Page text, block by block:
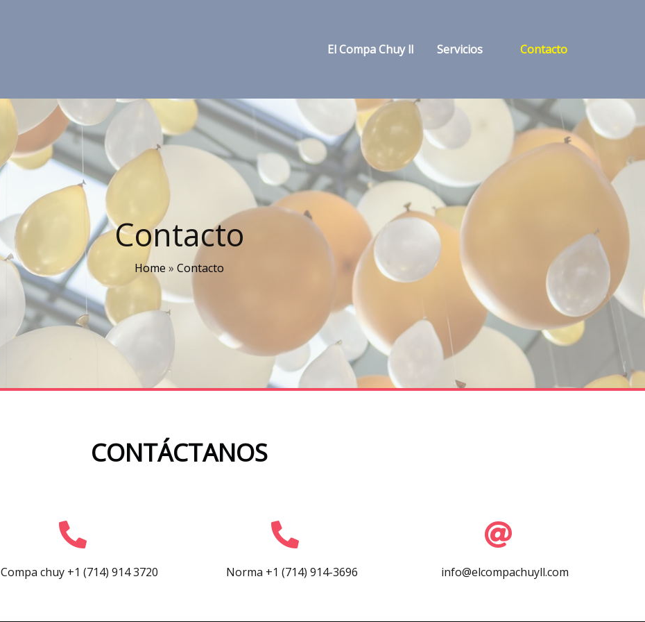
El Compa Chuy ll Servicios Contacto
Contacto
Home » Contacto
CONTÁCTANOS
Compa chuy +1 (714) 914 3720 Norma +1 (714) 914-3696 info@elcompachuyll.com